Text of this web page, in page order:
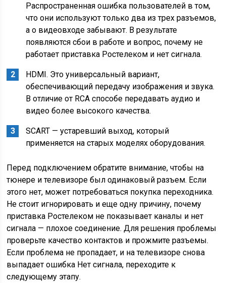
Распространенная ошибка пользователей в том,
что они используют только два из трех разъемов,
а о видеовходе забывают. В результате
появляются сбои в работе и вопрос, почему не
работает приставка Ростелеком и нет сигнала.
HDMI. Это универсальный вариант,
обеспечивающий передачу изображения и звука.
В отличие от RCA способе передавать аудио и
видео более высокого качества.
SCART — устаревший выход, который
применяется на старых моделях оборудования.
Перед подключением обратите внимание, чтобы на
тюнере и телевизоре был одинаковый разъем. Если
этого нет, может потребоваться покупка переходника.
Не стоит игнорировать и еще одну причину, почему
приставка Ростелеком не показывает каналы и нет
сигнала — плохое соединение. Для решения проблемы
проверьте качество контактов и прожмите разъемы.
Если проблема не пропадает, и на телевизоре снова
выпадает ошибка Нет сигнала, переходите к
следующему этапу.